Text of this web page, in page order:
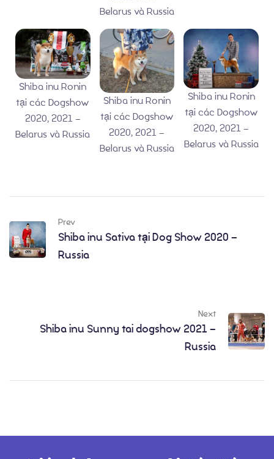
Chó con có sẵn
Blog
Thành Tích
Belarus và Russia
Shiba inu Ronin
tại các Dogshow
2020, 2021 –
Belarus và Russia
Shiba inu Ronin
tại các Dogshow
2020, 2021 –
Belarus và Russia
Shiba inu Ronin
tại các Dogshow
2020, 2021 –
Belarus và Russia
Prev
Shiba inu Sativa tại Dog Show 2020 –
Russia
Next
Shiba inu Sunny tai dogshow 2021 –
Russia